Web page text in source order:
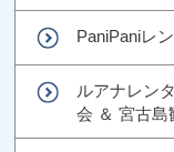
PaniPaniレ
ルアナレン
会 ＆ 宮古島